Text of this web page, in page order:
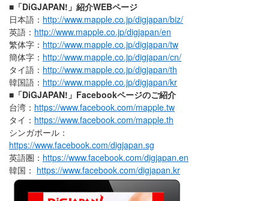
■「DiGJAPAN!」紹介WEBページ
日本語： http://www.mapple.co.jp/digjapan/biz/
英語： http://www.mapple.co.jp/digjapan/en
繁体字： http://www.mapple.co.jp/digjapan/tw
簡体字： http://www.mapple.co.jp/digjapan/cn/
タイ語： http://www.mapple.co.jp/digjapan/th
韓国語： http://www.mapple.co.jp/digjapan/kr
■「DiGJAPAN!」Facebookページのご紹介
台湾： https://www.facebook.com/mapple.tw
タイ： https://www.facebook.com/mapple.th
シンガポール：
https://www.facebook.com/digjapan.sg
英語圏： https://www.facebook.com/digjapan.en
韓国： https://www.facebook.com/digjapan.kr